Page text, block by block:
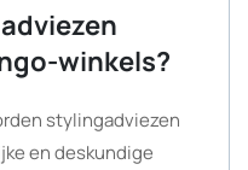
winkels?
stylingadviezen
en deskundige